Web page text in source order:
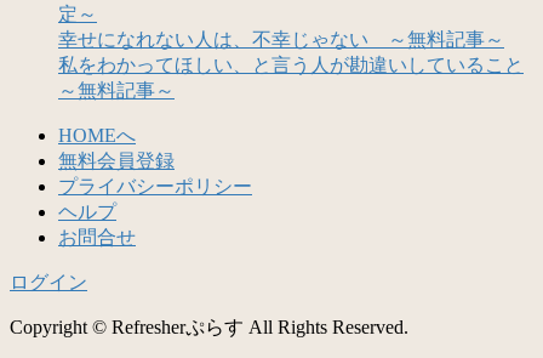
定～
幸せになれない人は、不幸じゃない ～無料記事～
私をわかってほしい、と言う人が勘違いしていること
～無料記事～
HOMEへ
無料会員登録
プライバシーポリシー
ヘルプ
お問合せ
ログイン
Copyright © Refresherぷらす All Rights Reserved.